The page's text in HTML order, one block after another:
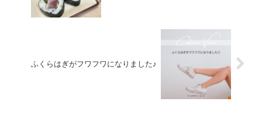
ふくらはぎがフワフワになりました♪